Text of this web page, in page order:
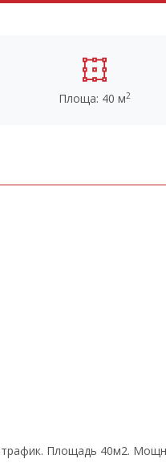
Площа: 40 м2
Площадь 40м2.